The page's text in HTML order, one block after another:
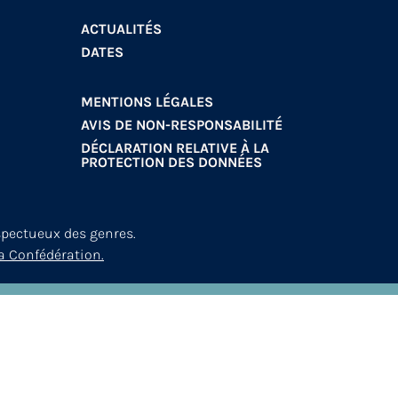
ACTUALITÉS
DATES
MENTIONS LÉGALES
AVIS DE NON-RESPONSABILITÉ
DÉCLARATION RELATIVE À LA
PROTECTION DES DONNÉES
des genres.
Confédération.